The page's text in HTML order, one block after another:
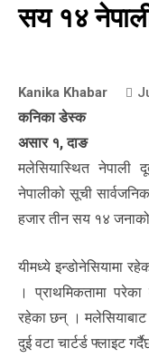
सय १४
Kanika Khabar
कनिका डेस्क
असार १, दाङ
मलेसियास्थित नेपाली
नेपालीको सूची
हजार तीन सय १४
यीमध्ये इन्डोनेसियामा
। प्राथमिकतामा
रहेका छन् । मलेसियाबाट
दुई वटा चार्टर्ड फ्लाइट